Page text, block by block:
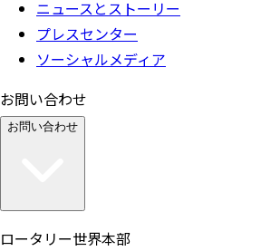
ニュースとストーリー
プレスセンター
ソーシャルメディア
お問い合わせ
お問い合わせ
ロータリー世界本部